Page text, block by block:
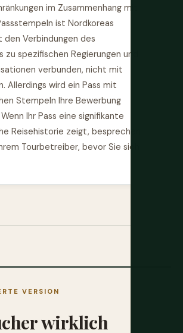
im Zusammenhang mit
ist Nordkoreas
den Verbindungen des
spezifischen Regierungen und
verbunden, nicht mit
Allerdings wird ein Pass mit
Stempeln Ihre Bewerbung
Ihr Pass eine signifikante
Reisehistorie zeigt, besprechen
Tourbetreiber, bevor Sie sich
VERSION
wirklich